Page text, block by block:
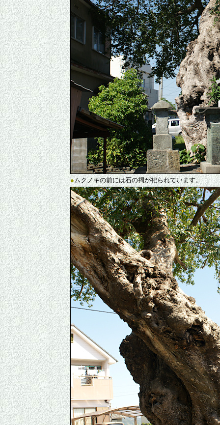
●ムクノキの前には石の祠が祀られています。